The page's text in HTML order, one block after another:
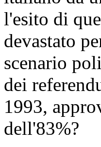
l'esito di
devastato
scenario
dei
1993,
dell'83%?